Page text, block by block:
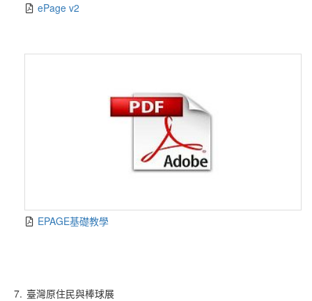
ePage v2
EPAGE基礎教學
7. 臺灣原住民與棒球展